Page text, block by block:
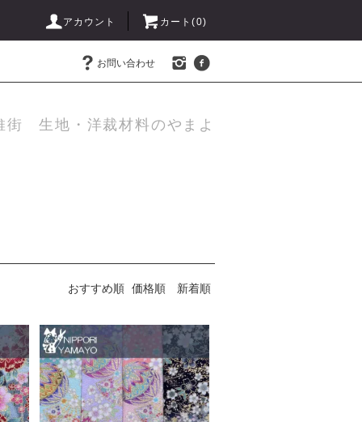
アカウント カート(0)
お問い合わせ
街 生地・洋裁材料のやまよ
おすすめ順 価格順 新着順